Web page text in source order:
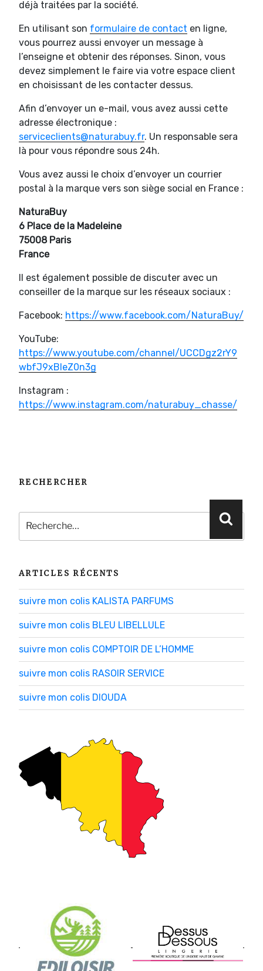
déjà traitées par la société.
En utilisant son formulaire de contact en ligne,
vous pourrez aussi envoyer un message à
l’enseigne et obtenir des réponses. Sinon, vous
devez simplement le faire via votre espace client
en choisissant de les contacter dessus.
Afin d’envoyer un e-mail, vous avez aussi cette
adresse électronique :
serviceclients@naturabuy.fr. Un responsable sera
là pour vous répondre sous 24h.
Vous avez aussi le choix d’envoyer un courrier
postal à la marque vers son siège social en France :
NaturaBuy
6 Place de la Madeleine
75008 Paris
France
Il est également possible de discuter avec un
conseiller de la marque sur les réseaux sociaux :
Facebook: https://www.facebook.com/NaturaBuy/
YouTube:
https://www.youtube.com/channel/UCCDgz2rY9
wbfJ9xBIeZ0n3g
Instagram :
https://www.instagram.com/naturabuy_chasse/
RECHERCHER
Recherche
pour
:
ARTICLES RÉCENTS
suivre mon colis KALISTA PARFUMS
suivre mon colis BLEU LIBELLULE
suivre mon colis COMPTOIR DE L’HOMME
suivre mon colis RASOIR SERVICE
suivre mon colis DIOUDA